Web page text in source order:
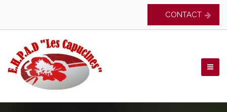
content
CONTACT
EHPAD Les Capucines